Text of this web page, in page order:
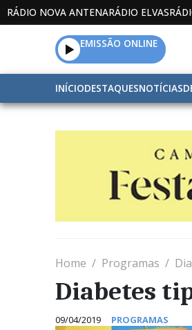
RÁDIO NOVA ANTENARÁDIO ELVAS
EMISSÃO ONLINE
INÍCIODESTAQUESNOTÍCIAS
Home Programas
Diabetes
09/04/2019 PROGRAMAS